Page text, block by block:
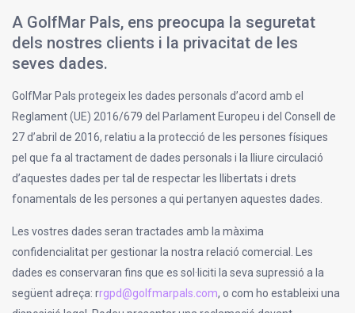
A GolfMar Pals, ens preocupa la seguretat
dels nostres clients i la privacitat de les
seves dades.
GolfMar Pals protegeix les dades personals d’acord amb el
Reglament (UE) 2016/679 del Parlament Europeu i del Consell de
27 d’abril de 2016, relatiu a la protecció de les persones físiques
pel que fa al tractament de dades personals i la lliure circulació
d’aquestes dades per tal de respectar les llibertats i drets
fonamentals de les persones a qui pertanyen aquestes dades.
Les vostres dades seran tractades amb la màxima
confidencialitat per gestionar la nostra relació comercial. Les
dades es conservaran fins que es sol·liciti la seva supressió a la
següent adreça: rrgpd@golfmarpals.com, o com ho estableixi una